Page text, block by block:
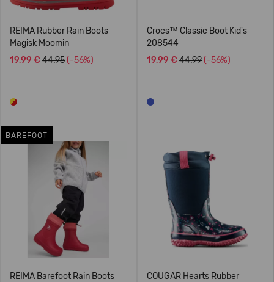
REIMA Rubber Rain Boots
Magisk Moomin
19,99 € 44.95 (-56%)
Crocs™ Classic Boot Kid's
208544
19,99 € 44.99 (-56%)
BAREFOOT
REIMA Barefoot Rain Boots
COUGAR Hearts Rubber